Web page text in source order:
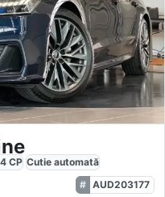
CP Cutie automată
AUD203177